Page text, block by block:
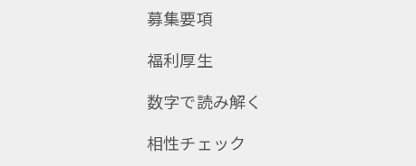
募集要項
福利厚生
数字で読み解く
相性チェック